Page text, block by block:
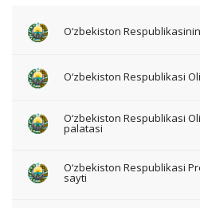
O‘zbekiston
O‘zbekiston Respublikasi
O‘zbekiston Respublikasi
palatasi
O‘zbekiston Respublikasi
sayti